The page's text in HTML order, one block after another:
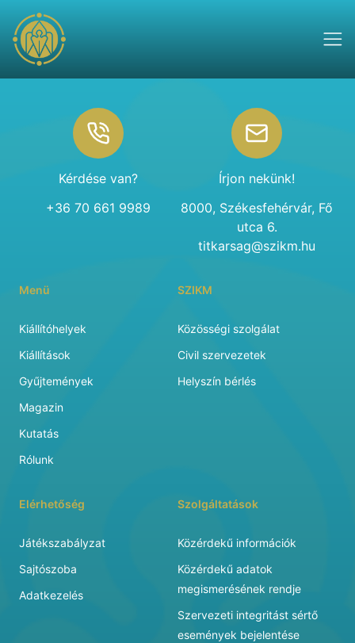
Kérdése van?
+36 70 661 9989
Írjon nekünk!
8000, Székesfehérvár, Fő
utca 6.
titkarsag@szikm.hu
Menü
Kiállítóhelyek
Kiállítások
Gyűjtemények
Magazin
Kutatás
Rólunk
SZIKM
Közösségi szolgálat
Civil szervezetek
Helyszín bérlés
Elérhetőség
Játékszabályzat
Sajtószoba
Adatkezelés
Szolgáltatások
Közérdekű információk
Közérdekű adatok
megismerésének rendje
Szervezeti integritást sértő
események bejelentése